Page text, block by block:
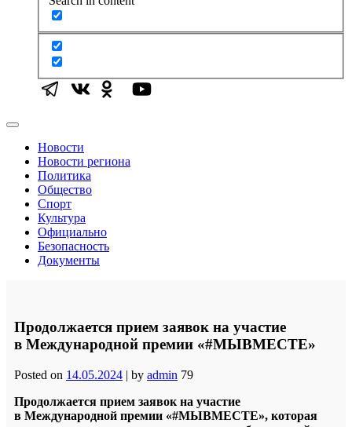
Новости
Новости региона
Политика
Общество
Спорт
Культура
Официально
Безопасность
Документы
Продолжается прием заявок на участие
в Международной премии «#МЫВМЕСТЕ»
Posted on 14.05.2024 | by admin 79
Продолжается прием заявок на участие
в Международной премии «#МЫВМЕСТЕ», которая